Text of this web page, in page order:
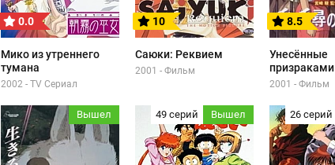
0.0
Мико из утреннего
тумана
2002 - TV Сериал
10
Саюки: Реквием
2001 - Фильм
8.5
Унесённые
призраками
2001 - Фильм
Вышел 49 серий Вышел 26 серий